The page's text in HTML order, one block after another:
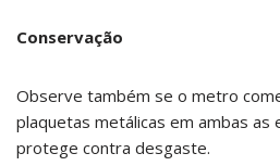
Conservação
Observe também se o metro
plaquetas metálicas em ambas as
protege contra desgaste.